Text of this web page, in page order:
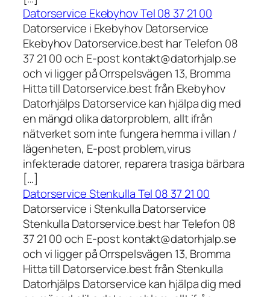
Datorservice Ekebyhov Tel 08 37 21 00
Datorservice i Ekebyhov Datorservice
Ekebyhov Datorservice.best har Telefon 08
37 21 00 och E-post kontakt@datorhjalp.se
och vi ligger på Orrspelsvägen 13, Bromma
Hitta till Datorservice.best från Ekebyhov
Datorhjälps Datorservice kan hjälpa dig med
en mängd olika datorproblem, allt ifrån
nätverket som inte fungera hemma i villan /
lägenheten, E-post problem,virus
infekterade datorer, reparera trasiga bärbara
[…]
Datorservice Stenkulla Tel 08 37 21 00
Datorservice i Stenkulla Datorservice
Stenkulla Datorservice.best har Telefon 08
37 21 00 och E-post kontakt@datorhjalp.se
och vi ligger på Orrspelsvägen 13, Bromma
Hitta till Datorservice.best från Stenkulla
Datorhjälps Datorservice kan hjälpa dig med